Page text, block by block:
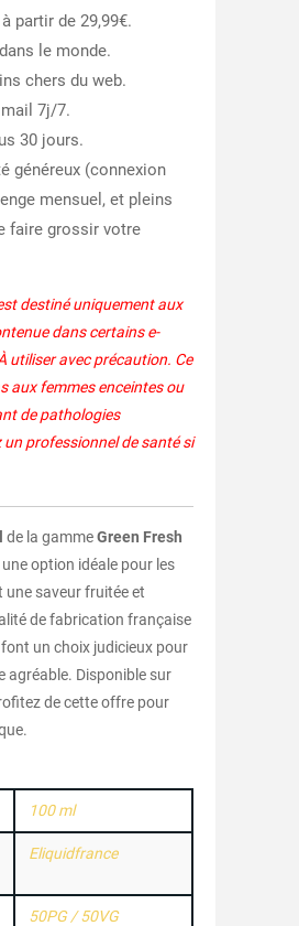
partir de 29,99€.
le monde.
chers du web.
7j/7.
30 jours.
généreux (connexion
mensuel, et pleins
faire grossir votre
destiné uniquement aux
dans certains e-
utiliser avec précaution. Ce
aux femmes enceintes ou
de pathologies
professionnel de santé si
de la gammeGreen Fresh
option idéale pour les
saveur fruitée et
de fabrication française
un choix judicieux pour
agréable. Disponible sur
de cette offre pour
100 ml
Eliquidfrance
50PG / 50VG